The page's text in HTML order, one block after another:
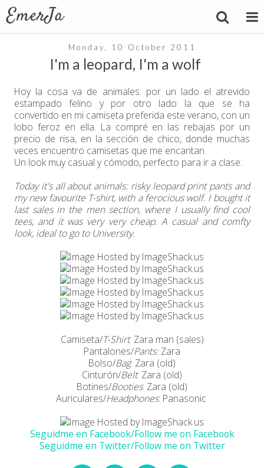
Monday, 10 October 2011
I'm a leopard, I'm a wolf
Hoy la cosa va de animales: por un lado el atrevido
estampado felino y por otro lado la que se ha
convertido en mi camiseta preferida este verano, con un
lobo feroz en ella. La compré en las rebajas por un
precio de risa, en la sección de chico, donde muchas
veces encuentro camisetas que me encantan.
Un look muy casual y cómodo, perfecto para ir a clase.
Today it's all about animals: risky leopard print pants and
my new favourite T-shirt, with a ferocious wolf. I bought it
last sales in the men section, where I usually find cool
tees, and it was very very cheap. A casual and comfty
look, ideal to go to University.
Camiseta/T-Shirt: Zara man (sales)
Pantalones/Pants:Zara
Bolso/Bag: Zara (old)
Cinturón/Belt: Zara (old)
Botines/Booties: Zara (old)
Auriculares/Headphones: Panasonic
Seguidme en Facebook/Follow me on Facebook
Seguidme en Twitter/Follow me on Twitter